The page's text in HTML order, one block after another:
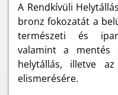
A Rendkívüli
bronz fokozatát a
természeti és
valamint a mentés
helytállás, illetve
elismerésére.